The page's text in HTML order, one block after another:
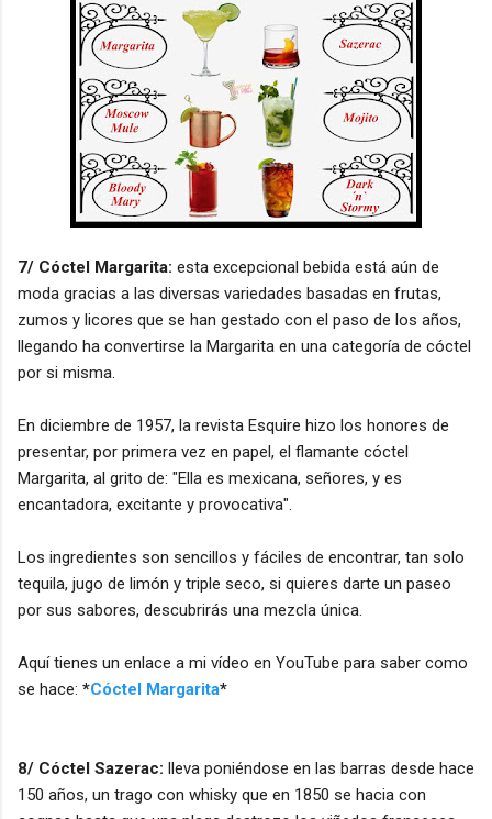
7/ Cóctel Margarita: esta excepcional bebida está aún de
moda gracias a las diversas variedades basadas en frutas,
zumos y licores que se han gestado con el paso de los años,
llegando ha convertirse la Margarita en una categoría de cóctel
por si misma.
En diciembre de 1957, la revista Esquire hizo los honores de
presentar, por primera vez en papel, el flamante cóctel
Margarita, al grito de: "Ella es mexicana, señores, y es
encantadora, excitante y provocativa".
Los ingredientes son sencillos y fáciles de encontrar, tan solo
tequila, jugo de limón y triple seco, si quieres darte un paseo
por sus sabores, descubrirás una mezcla única.
Aquí tienes un enlace a mi vídeo en YouTube para saber como
se hace: *Cóctel Margarita*
8/ Cóctel Sazerac: lleva poniéndose en las barras desde hace
150 años, un trago con whisky que en 1850 se hacia con